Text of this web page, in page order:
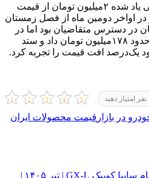
تیبا صندوق‌دار نیز در بازه زمانی یاد شده ۲‌میلیون تومان از قیمت
در اواخر دومین ماه از فصل زمستان
تومان در دسترس متقاضیان بود اما در
اسفندماه این خودرو با قیمتی حدود ۱۷۸‌میلیون تومان داد و ستد
یک‌درصد افت قیمت را تجربه کرد.
نفر امتیاز دهید
در بازار قیمت محصولات ایران